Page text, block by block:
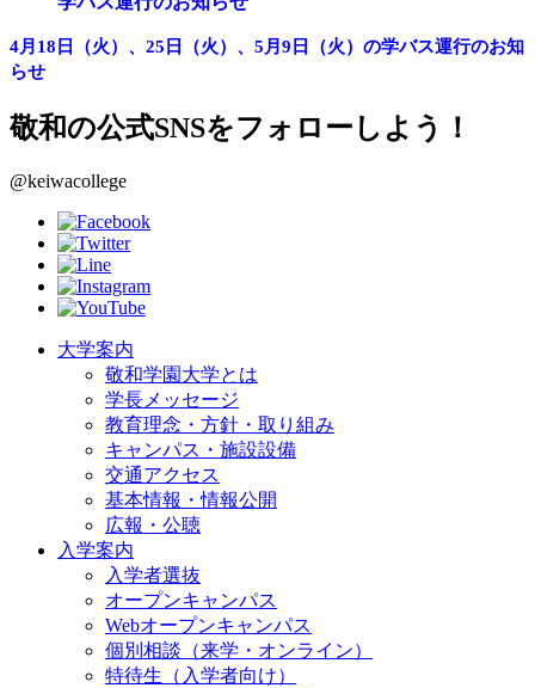
4月18日（火）、25日（火）、5月9日（火）の学バス運行のお知
らせ
敬和の公式SNSをフォローしよう！
@keiwacollege
大学案内
敬和学園大学とは
学長メッセージ
教育理念・方針・取り組み
キャンパス・施設設備
交通アクセス
基本情報・情報公開
広報・公聴
入学案内
入学者選抜
オープンキャンパス
Webオープンキャンパス
個別相談（来学・オンライン）
特待生（入学者向け）